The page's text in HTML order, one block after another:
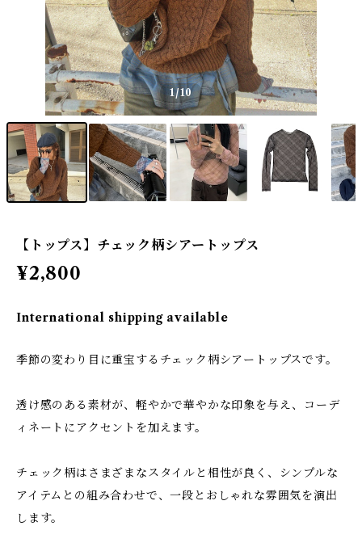
1/10
【トップス】チェック柄シアートップス
¥2,800
International shipping available
季節の変わり目に重宝するチェック柄シアートップスです。
透け感のある素材が、軽やかで華やかな印象を与え、コーデ
ィネートにアクセントを加えます。
チェック柄はさまざまなスタイルと相性が良く、シンプルな
アイテムとの組み合わせで、一段とおしゃれな雰囲気を演出
します。